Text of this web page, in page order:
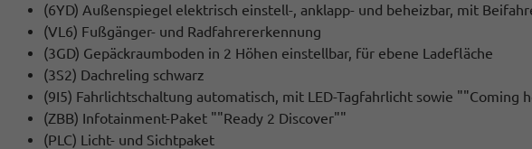
(6YD) Außenspiegel elektrisch einstell-, anklapp- und beheizbar, mit
(VL6) Fußgänger- und Radfahrererkennung
(3GD) Gepäckraumboden in 2 Höhen einstellbar, für ebene Ladefläche
(3S2) Dachreling schwarz
(9I5) Fahrlichtschaltung automatisch, mit LED-Tagfahrlicht sowie
(ZBB) Infotainment-Paket ""Ready 2 Discover""
(PLC) Licht- und Sichtpaket